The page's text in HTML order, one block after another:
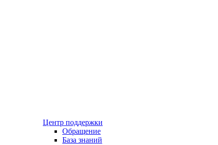
Центр поддержки
Обращение
База знаний